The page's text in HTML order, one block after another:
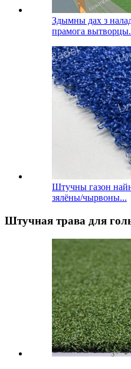
Здымны дах з
прамога
Штучны газон
зялёны/чырвоны...
Штучная трава для